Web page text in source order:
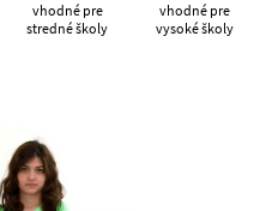
vhodné pre
stredné školy
vhodné pre
vysoké školy